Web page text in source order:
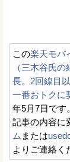
この楽天モバ
（三木谷氏
長。2回線目
一番おトクに
年5月7日です。
記事の内容に
ム または
よりご連絡く